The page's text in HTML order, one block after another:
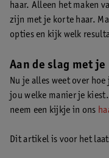
haar. Alleen het maken
zijn met je korte haar.
opties en kijk welk
Aan de slag met
Nu je alles weet over
jou welke manier je kiest.
neem een kijkje in ons
Dit artikel is voor het